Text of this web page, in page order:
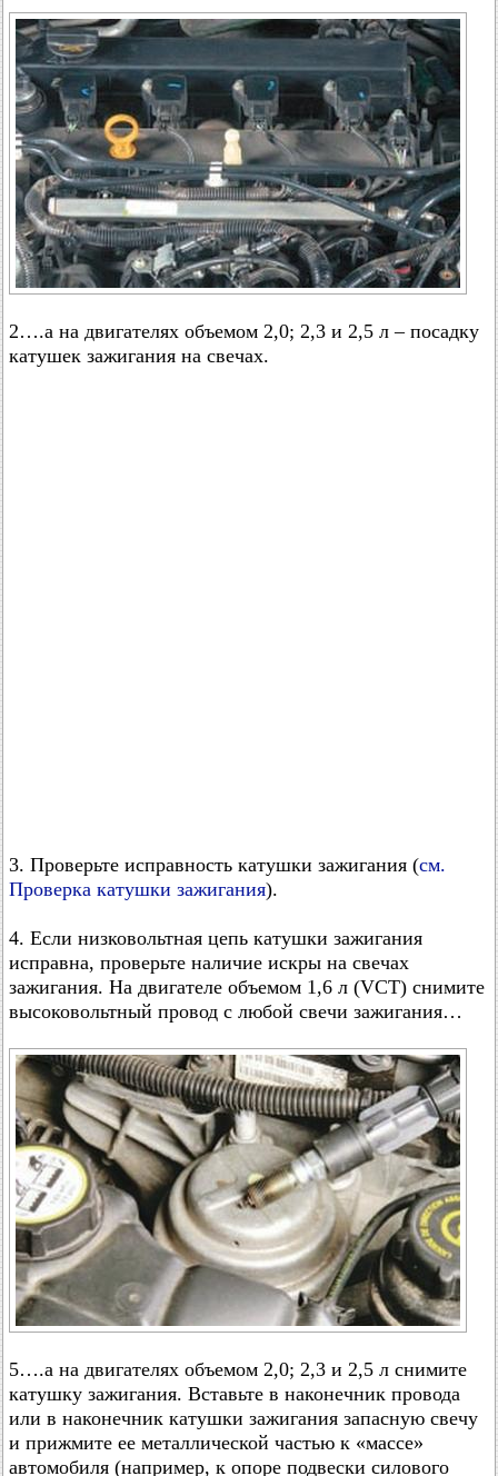
2….а на двигателях объемом 2,0; 2,3 и 2,5 л – посадку
катушек зажигания на свечах.
3. Проверьте исправность катушки зажигания (см.
Проверка катушки зажигания).
4. Если низковольтная цепь катушки зажигания
исправна, проверьте наличие искры на свечах
зажигания. На двигателе объемом 1,6 л (VCT) снимите
высоковольтный провод с любой свечи зажигания…
5….а на двигателях объемом 2,0; 2,3 и 2,5 л снимите
катушку зажигания. Вставьте в наконечник провода
или в наконечник катушки зажигания запасную свечу
и прижмите ее металлической частью к «массе»
автомобиля (например, к опоре подвески силового